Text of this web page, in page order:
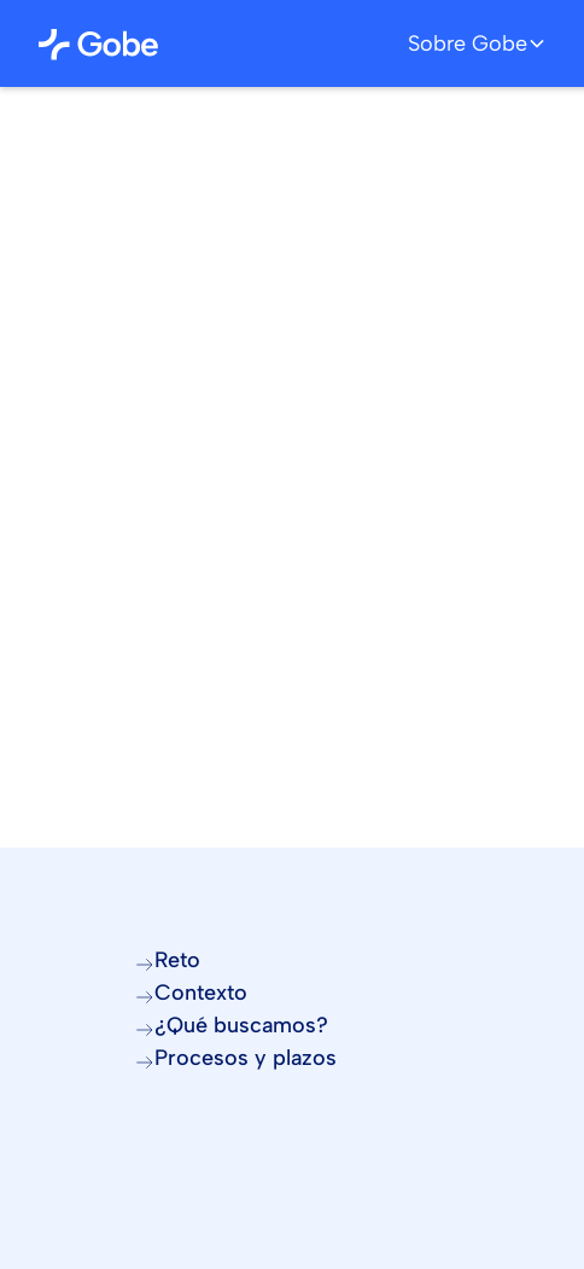
Reto
Contexto
¿Qué buscamos?
Procesos y plazos
Sobre Gobe